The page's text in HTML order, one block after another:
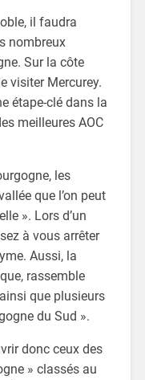
il faudra
nombreux
Sur la côte
visiter Mercurey.
étape-clé dans la
meilleures AOC
les
que l’on peut
». Lors d’un
à vous arrêter
Aussi, la
rassemble
que plusieurs
du Sud ».
donc ceux des
» classés au